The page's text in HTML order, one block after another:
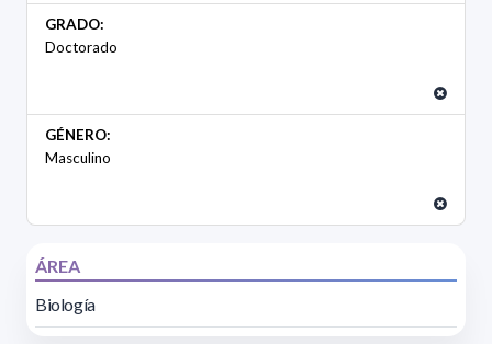
GRADO:
Doctorado
GÉNERO:
Masculino
ÁREA
Biología